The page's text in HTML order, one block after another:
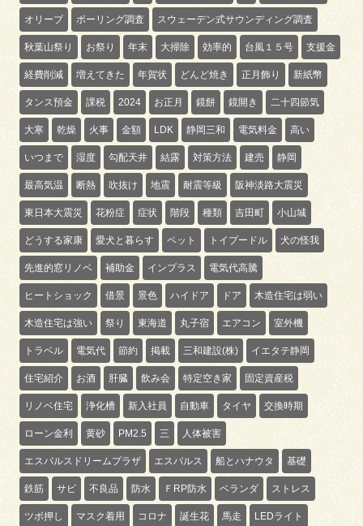
オリーブ ボーリング調査 スウェーデン式サウンディング調査
秋葉山祭り お祭り 年末 大掃除 効率的 台風１５号 支援金
経費削減 増えてきた 年賀状 どんど焼き 正月飾り 新紙幣
タンス預金 課税 2024 お正月 鏡餅 鏡開き 二十四節気
大寒 乾燥 火事 金額 LDK 静岡三和 電気料金 高い
いつまで 湿度 勾配天井 結露 対策方法 建売 静岡
最高気温 断熱 吹抜け 地震 耐震等級 阪神淡路大震災
東日本大震災 花粉症 症状 階段 種類 吉田町 小山城
どうする家康 愛犬と暮らす ペット トイプードル 犬の怪我
先進的窓リノベ 補助金 インプラス 電気代高騰
ヒートショック 借景 景色 ハイドア ドア 木造住宅は弱い
木造住宅は強い 祭り 東海道 丸子宿 エアコン 室外機
トラベル 電気代 節約 掲載 三和建設(株) イエタテ静岡
住宅紹介 お酒 肝臓 飲み会 特定空き家 固定資産税
リノベ住宅 浄化槽 新入社員 自動車 タイヤ 交換時期
ローン金利 黄砂 PM2.5 三 人体被害
エスパルスドリームプラザ エスパルス 船とハナウタ 基礎
鉄筋 サビ 不良品 防水 ＦRP防水 ベランダ ストレス
ツボ押し マスク着用 コロナ 誕生花 馬走 LEDライト